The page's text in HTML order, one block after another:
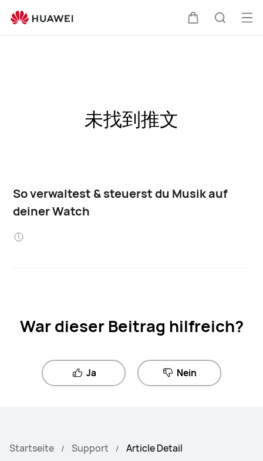
未找到推文
So verwaltest & steuerst du Musik auf
deiner Watch
War dieser Beitrag hilfreich?
Ja Nein
Startseite Support Article Detail